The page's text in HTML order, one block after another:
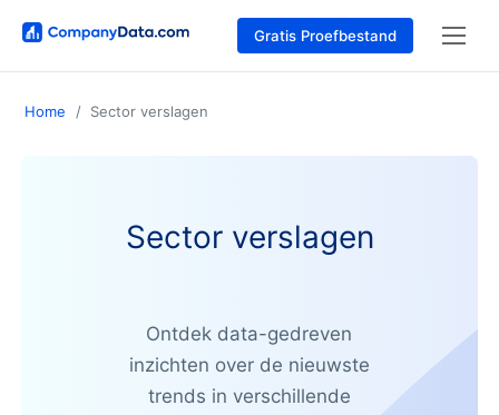
Gratis Proefbestand
Home Sector verslagen
Sector verslagen
Ontdek data-gedreven
inzichten over de nieuwste
trends in verschillende